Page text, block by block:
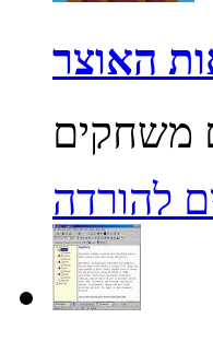
האוצר
להורדה